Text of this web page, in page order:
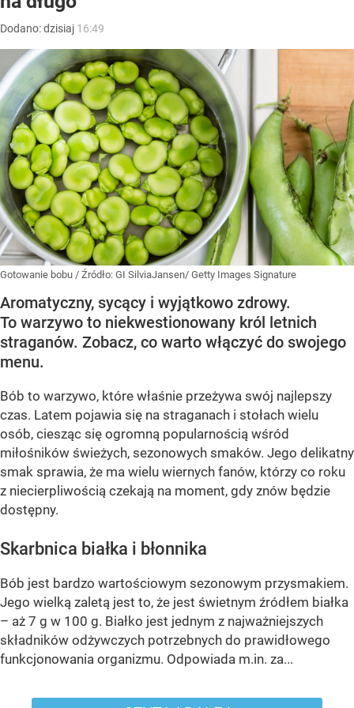
Dodano:dzisiaj 16:49
Gotowanie bobu / Źródło: GI SilviaJansen/ Getty Images Signature
Aromatyczny, sycący i wyjątkowo zdrowy.
To warzywo to niekwestionowany król letnich
straganów. Zobacz, co warto włączyć do swojego
menu.
Bób to warzywo, które właśnie przeżywa swój najlepszy
czas. Latem pojawia się na straganach i stołach wielu
osób, ciesząc się ogromną popularnością wśród
miłośników świeżych, sezonowych smaków. Jego delikatny
smak sprawia, że ma wielu wiernych fanów, którzy co roku
z niecierpliwością czekają na moment, gdy znów będzie
dostępny.
Skarbnica białka i błonnika
Bób jest bardzo wartościowym sezonowym przysmakiem.
Jego wielką zaletą jest to, że jest świetnym źródłem białka
– aż 7 g w 100 g. Białko jest jednym z najważniejszych
składników odżywczych potrzebnych do prawidłowego
funkcjonowania organizmu. Odpowiada m.in. za...